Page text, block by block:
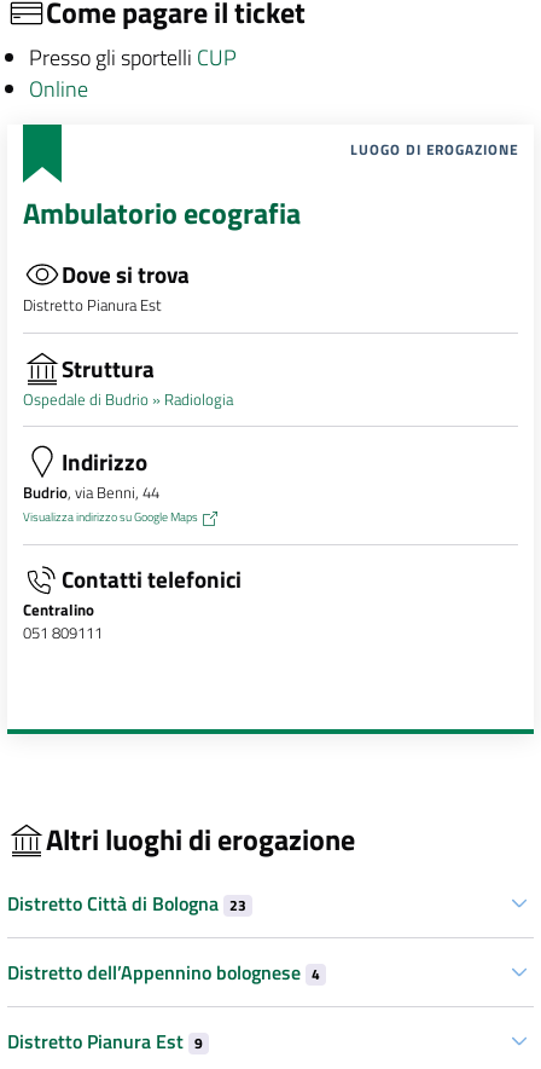
Come pagare il ticket
Presso gli sportelli CUP
Online
LUOGO DI EROGAZIONE
Ambulatorio ecografia
Dove si trova
Distretto Pianura Est
Struttura
Ospedale di Budrio » Radiologia
Indirizzo
Budrio, via Benni, 44
Visualizza indirizzo su Google Maps
Contatti telefonici
Centralino
051 809111
Altri luoghi di erogazione
Distretto Città di Bologna 23
Distretto dell’Appennino bolognese 4
Distretto Pianura Est 9